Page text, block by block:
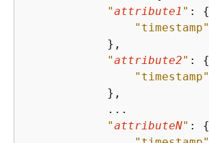
"attribute1 " : {
"timestamp"
            },
"attribute2" : {
"timestamp"
            },
            ...
"attributeN" : {